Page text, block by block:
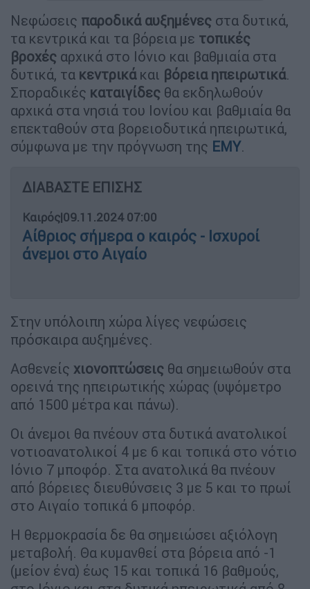
Νεφώσεις παροδικά αυξημένες στα δυτικά,
τα κεντρικά και τα βόρεια με τοπικές
βροχές αρχικά στο Ιόνιο και βαθμιαία στα
δυτικά, τα κεντρικάκαι βόρεια ηπειρωτικά.
Σποραδικές καταιγίδες θα εκδηλωθούν
αρχικά στα νησιά του Ιονίου και βαθμιαία θα
επεκταθούν στα βορειοδυτικά ηπειρωτικά,
σύμφωνα με την πρόγνωση της ΕΜΥ.
ΔΙΑΒΑΣΤΕ ΕΠΙΣΗΣ
Καιρός|09.11.2024 07:00
Αίθριος σήμερα ο καιρός - Ισχυροί
άνεμοι στο Αιγαίο
Στην υπόλοιπη χώρα λίγες νεφώσεις
πρόσκαιρα αυξημένες.
Ασθενείς χιονοπτώσεις θα σημειωθούν στα
ορεινά της ηπειρωτικής χώρας (υψόμετρο
από 1500 μέτρα και πάνω).
Οι άνεμοι θα πνέουν στα δυτικά ανατολικοί
νοτιοανατολικοί 4 με 6 και τοπικά στο νότιο
Ιόνιο 7 μποφόρ. Στα ανατολικά θα πνέουν
από βόρειες διευθύνσεις 3 με 5 και το πρωί
στο Αιγαίο τοπικά 6 μποφόρ.
Η θερμοκρασία δε θα σημειώσει αξιόλογη
μεταβολή. Θα κυμανθεί στα βόρεια από -1
(μείον ένα) έως 15 και τοπικά 16 βαθμούς,